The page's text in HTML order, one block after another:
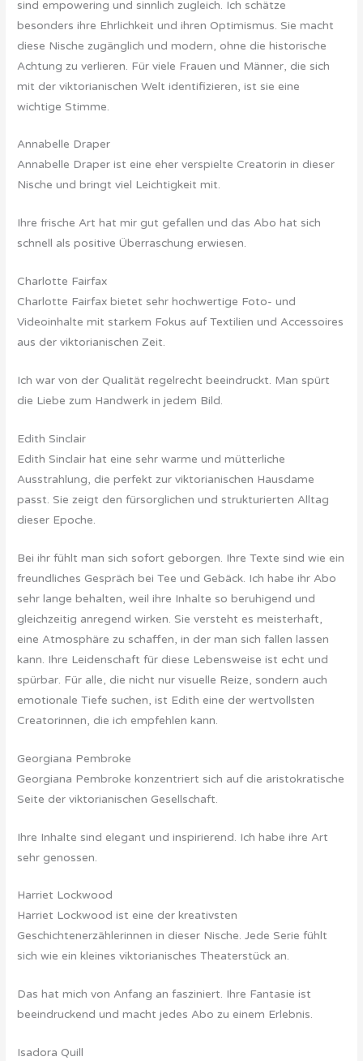
sind empowering und sinnlich zugleich. Ich schätze
besonders ihre Ehrlichkeit und ihren Optimismus. Sie macht
diese Nische zugänglich und modern, ohne die historische
Achtung zu verlieren. Für viele Frauen und Männer, die sich
mit der viktorianischen Welt identifizieren, ist sie eine
wichtige Stimme.
Annabelle Draper
Annabelle Draper ist eine eher verspielte Creatorin in dieser
Nische und bringt viel Leichtigkeit mit.
Ihre frische Art hat mir gut gefallen und das Abo hat sich
schnell als positive Überraschung erwiesen.
Charlotte Fairfax
Charlotte Fairfax bietet sehr hochwertige Foto- und
Videoinhalte mit starkem Fokus auf Textilien und Accessoires
aus der viktorianischen Zeit.
Ich war von der Qualität regelrecht beeindruckt. Man spürt
die Liebe zum Handwerk in jedem Bild.
Edith Sinclair
Edith Sinclair hat eine sehr warme und mütterliche
Ausstrahlung, die perfekt zur viktorianischen Hausdame
passt. Sie zeigt den fürsorglichen und strukturierten Alltag
dieser Epoche.
Bei ihr fühlt man sich sofort geborgen. Ihre Texte sind wie ein
freundliches Gespräch bei Tee und Gebäck. Ich habe ihr Abo
sehr lange behalten, weil ihre Inhalte so beruhigend und
gleichzeitig anregend wirken. Sie versteht es meisterhaft,
eine Atmosphäre zu schaffen, in der man sich fallen lassen
kann. Ihre Leidenschaft für diese Lebensweise ist echt und
spürbar. Für alle, die nicht nur visuelle Reize, sondern auch
emotionale Tiefe suchen, ist Edith eine der wertvollsten
Creatorinnen, die ich empfehlen kann.
Georgiana Pembroke
Georgiana Pembroke konzentriert sich auf die aristokratische
Seite der viktorianischen Gesellschaft.
Ihre Inhalte sind elegant und inspirierend. Ich habe ihre Art
sehr genossen.
Harriet Lockwood
Harriet Lockwood ist eine der kreativsten
Geschichtenerzählerinnen in dieser Nische. Jede Serie fühlt
sich wie ein kleines viktorianisches Theaterstück an.
Das hat mich von Anfang an fasziniert. Ihre Fantasie ist
beeindruckend und macht jedes Abo zu einem Erlebnis.
Isadora Quill